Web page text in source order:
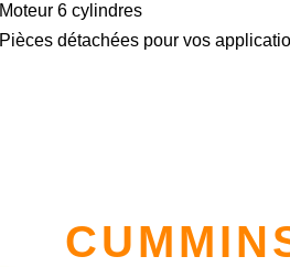
Moteur 6 cylindres
Pièces détachées pour vos